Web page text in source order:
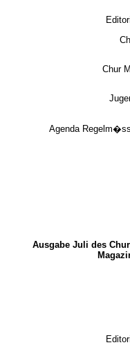
Chur
Agenda
Ausgabe Juli des